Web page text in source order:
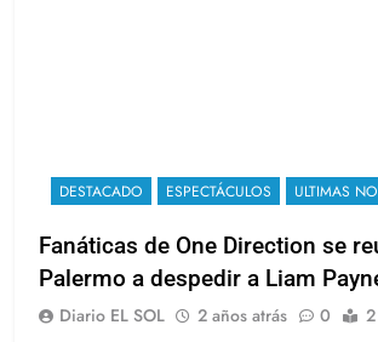
DESTACADO ESPECTÁCULOS ULTIMAS
Fanáticas de One Direction se
Palermo a despedir a Liam
Diario EL SOL 2 años atrás 0